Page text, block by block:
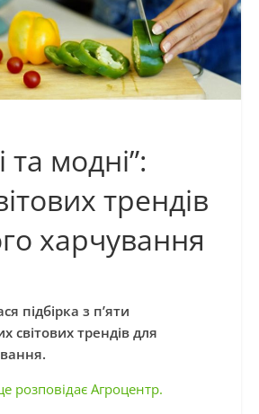
та модні”:
трендів
харчування
підбірка з п’яти
світових трендів для
розповідає Агроцентр.